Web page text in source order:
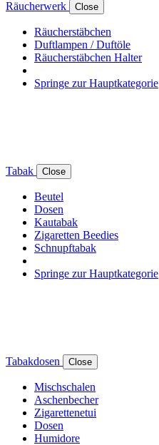
Räucherwerk Close
Räucherstäbchen
Duftlampen / Duftöle
Räucherstäbchen Halter
Springe zur Hauptkategorie
Tabak Close
Beutel
Dosen
Kautabak
Zigaretten Beedies
Schnupftabak
Springe zur Hauptkategorie
Tabakdosen Close
Mischschalen
Aschenbecher
Zigarettenetui
Dosen
Humidore